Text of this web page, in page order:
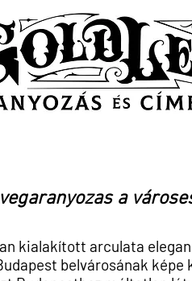
a
kialakított arculata
belvárosának